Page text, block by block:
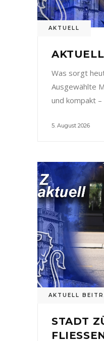
AKTUELL
Was sorgt
Ausgewählte
und kompakt –
5. August 2026
AKTUELL
STADT